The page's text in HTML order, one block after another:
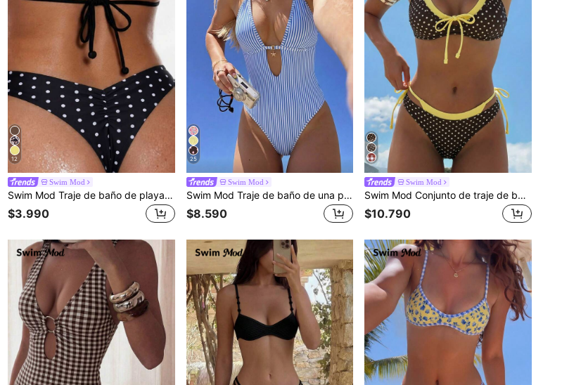
12
Swim Mod
Swim Mod Traje de baño de playa de verano sexy y ajustado básico para mujer, unicolor con volantes, para celebración de Halloween en tienda
$3.990
25
Swim Mod
Swim Mod Traje de baño de una pieza sexy con espalda hueca, tirantes finos y estampado de patrones azul y blanco para mujeres, verano y vacaciones en la playa 2026
$8.590
Swim Mod
Swim Mod Conjunto de traje de baño de 2 piezas para mujer con estampado de lunares, con parte superior de cuello halter y espalda con lazos, para verano y playa
$10.790